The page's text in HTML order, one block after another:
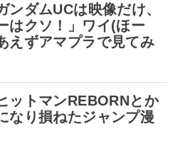
ンダムUCは映像だけ、
はクソ！」ワイ(ほー
えずアマプラで見てみ
ットマンREBORNとか
なり損ねたジャンプ漫